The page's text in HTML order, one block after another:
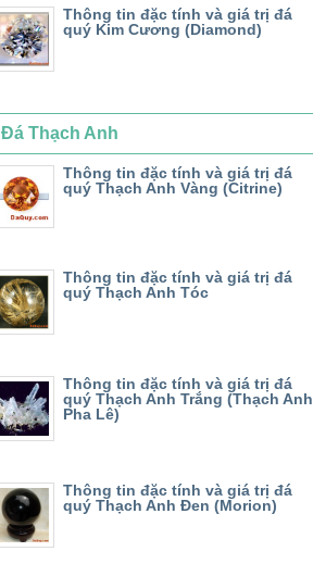
Thông tin đặc tính và giá trị đá
quý Kim Cương (Diamond)
Đá Thạch Anh
Thông tin đặc tính và giá trị đá
quý Thạch Anh Vàng (Citrine)
Thông tin đặc tính và giá trị đá
quý Thạch Anh Tóc
Thông tin đặc tính và giá trị đá
quý Thạch Anh Trắng (Thạch Anh
Pha Lê)
Thông tin đặc tính và giá trị đá
quý Thạch Anh Đen (Morion)